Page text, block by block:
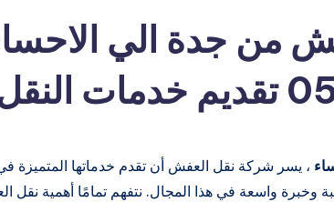
من جدة الي
، يسر شركة نقل العفش أن تقدم خدماتها المتميزة
وخبرة واسعة في هذا المجال. نتفهم تمامًا أهمية